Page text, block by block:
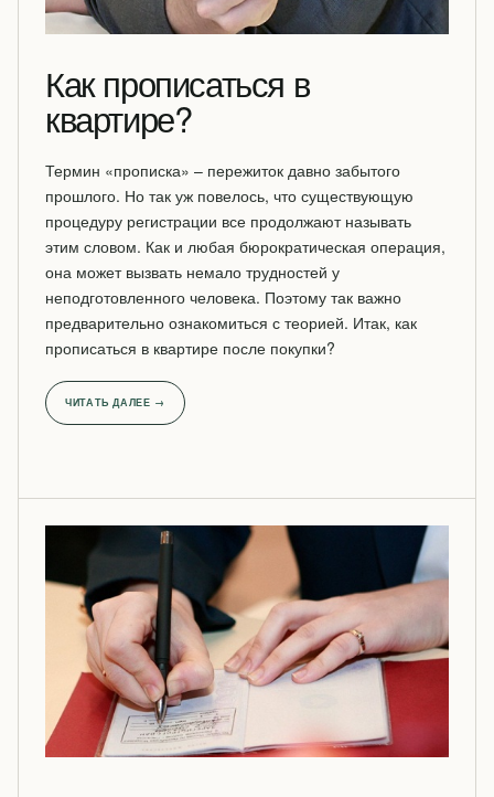
Как прописаться в
квартире?
Термин «прописка» – пережиток давно забытого
прошлого. Но так уж повелось, что существующую
процедуру регистрации все продолжают называть
этим словом. Как и любая бюрократическая операция,
она может вызвать немало трудностей у
неподготовленного человека. Поэтому так важно
предварительно ознакомиться с теорией. Итак, как
прописаться в квартире после покупки?
ЧИТАТЬ ДАЛЕЕ →